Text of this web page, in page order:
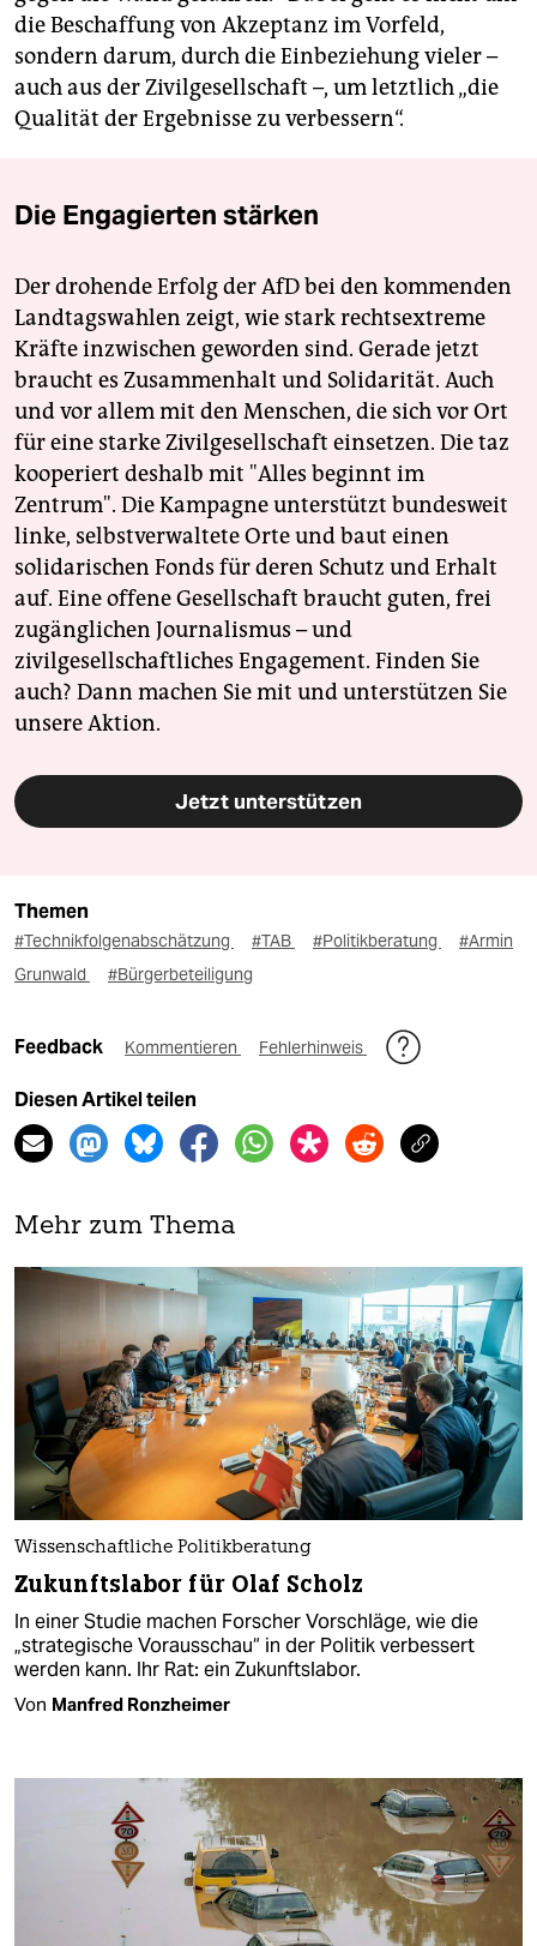
die Beschaffung von Akzeptanz im Vorfeld,
sondern darum, durch die Einbeziehung vieler –
auch aus der Zivilgesellschaft –, um letztlich „die
Qualität der Ergebnisse zu verbessern“.
Die Engagierten stärken
Der drohende Erfolg der AfD bei den kommenden
Landtagswahlen zeigt, wie stark rechtsextreme
Kräfte inzwischen geworden sind. Gerade jetzt
braucht es Zusammenhalt und Solidarität. Auch
und vor allem mit den Menschen, die sich vor Ort
für eine starke Zivilgesellschaft einsetzen. Die taz
kooperiert deshalb mit "Alles beginnt im
Zentrum". Die Kampagne unterstützt bundesweit
linke, selbstverwaltete Orte und baut einen
solidarischen Fonds für deren Schutz und Erhalt
auf. Eine offene Gesellschaft braucht guten, frei
zugänglichen Journalismus – und
zivilgesellschaftliches Engagement. Finden Sie
auch? Dann machen Sie mit und unterstützen Sie
unsere Aktion.
Jetzt unterstützen
Themen
#Technikfolgenabschätzung #TAB #Politikberatung
#Armin
Grunwald
#Bürgerbeteiligung
Feedback Kommentieren Fehlerhinweis
Diesen Artikel teilen
Mehr zum Thema
Wissenschaftliche Politikberatung
Zukunfts­labor für Olaf Scholz
In einer Studie machen Forscher Vorschläge, wie die
„strategische Vorausschau“ in der Politik verbessert
werden kann. Ihr Rat: ein Zukunftslabor.
Von Manfred Ronzheimer